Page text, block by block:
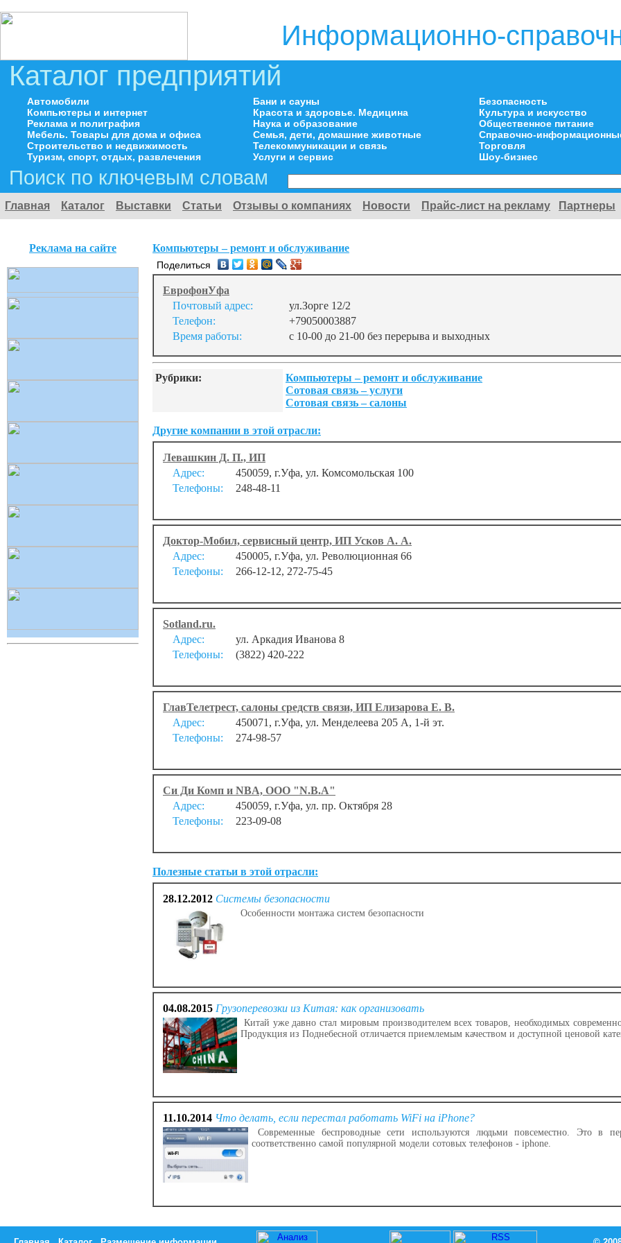
Информационно-
Каталог предприятий
Автомобили
Компьютеры и интернет
Реклама и полиграфия
Мебель. Товары для дома и офиса
Строительство и недвижимость
Туризм, спорт, отдых, развлечения
Бани и сауны
Красота и здоровье. Медицина
Наука и образование
Семья, дети, домашние животные
Телекоммуникации и связь
Услуги и сервис
Безопасность
Культура и искусство
Общественное питание
Справочно-
Торговля
Шоу-бизнес
Поиск по ключевым словам
Главная Каталог Выставки Статьи Отзывы о компаниях Новости Прайс-лист на рекламу Партнеры
Реклама на сайте Компьютеры – ремонт и обслуживание
Поделиться
ЕврофонУфа
Почтовый адрес:
ул.Зорге 12/2
Телефон:
+79050003887
Время работы:
с 10-00 до 21-00 без перерыва и выходных
Рубрики:
Компьютеры – ремонт и обслуживание
Сотовая связь – услуги
Сотовая связь – салоны
Другие компании в этой отрасли:
Левашкин Д. П., ИП
Адрес:
450059, г.Уфа, ул. Комсомольская 100
Телефоны:
248-48-11
Доктор-Мобил, сервисный центр, ИП Усков А. А.
Адрес:
450005, г.Уфа, ул. Революционная 66
Телефоны:
266-12-12, 272-75-45
Sotland.ru.
Адрес:
ул. Аркадия Иванова 8
Телефоны:
(3822) 420-222
ГлавТелетрест, салоны средств связи, ИП Елизарова Е. В.
Адрес:
450071, г.Уфа, ул. Менделеева 205 А, 1-й эт.
Телефоны:
274-98-57
Си Ди Комп и NBA, ООО "N.B.A"
Адрес:
450059, г.Уфа, ул. пр. Октября 28
Телефоны:
223-09-08
Полезные статьи в этой отрасли:
28.12.2012 Системы безопасности
Особенности монтажа систем безопасности
04.08.2015 Грузоперевозки из Китая: как организовать
Китай уже давно стал мировым производителем всех товаров, необходимых
Продукция из Поднебесной отличается приемлемым качеством и доступной ценовой
11.10.2014 Что делать, если перестал работать WiFi на iPhone?
Современные беспроводные сети используются людьми повсеместно. Это в
соответственно самой популярной модели сотовых телефонов - iphone.